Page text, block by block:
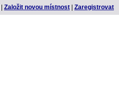
Založit novou místnost Zaregistrovat